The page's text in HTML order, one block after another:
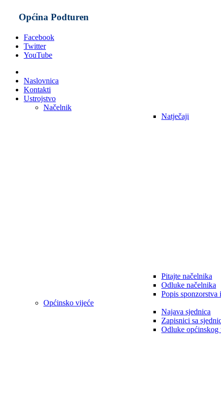
Općina Podturen
Facebook
Twitter
YouTube
Naslovnica
Kontakti
Ustrojstvo
Načelnik
Natječaji
Pitajte načelnika
Odluke načelnika
Popis sponzorstva
Općinsko vijeće
Najava sjednica
Zapisnici sa
Odluke općinskog